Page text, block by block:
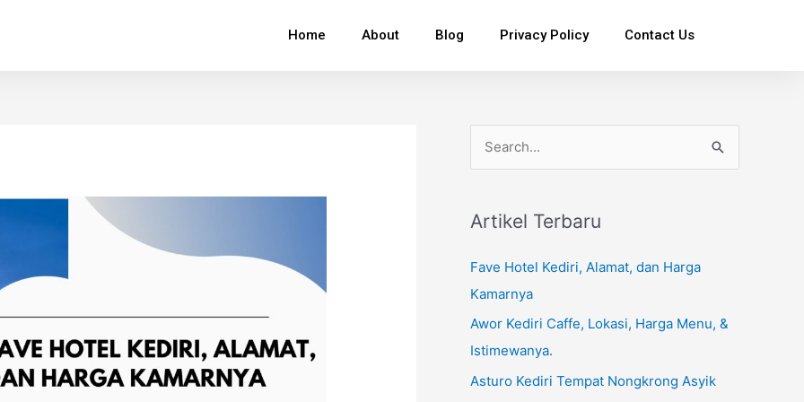
Home About Blog Privacy Policy Contact Us
rArtikel Terbaru
Fave Hotel Kediri, Alamat, dan Harga
Kamarnya
Awor Kediri Caffe, Lokasi, Harga Menu, &
Istimewanya.
Asturo Kediri Tempat Nongkrong Asyik